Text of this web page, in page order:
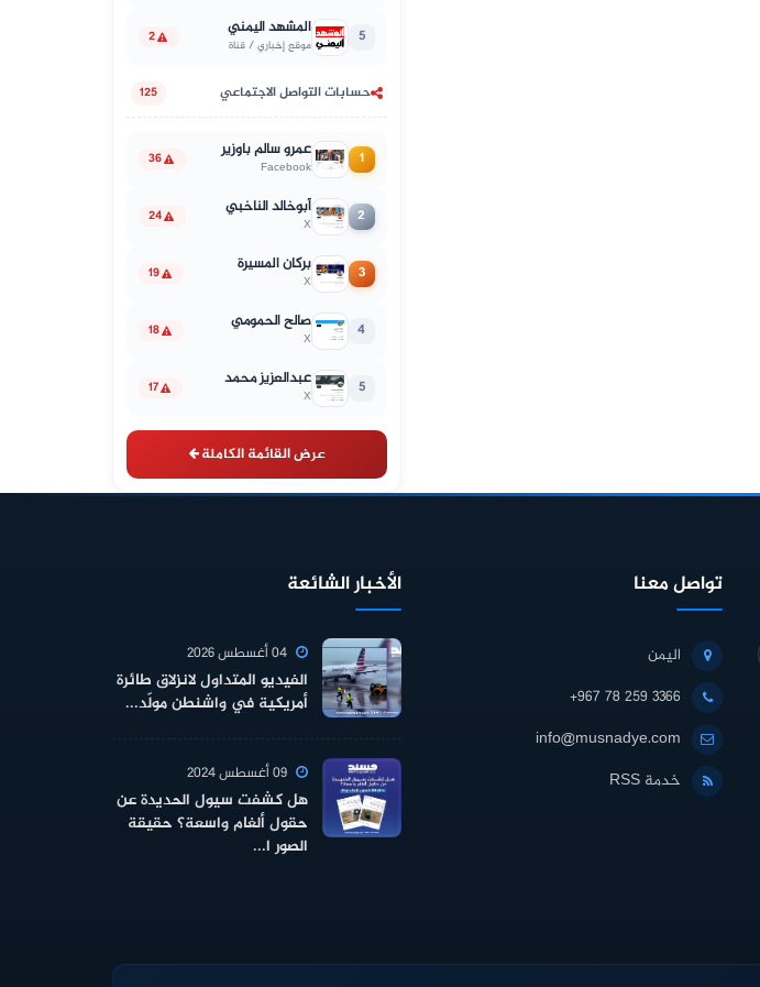
5 المشهد اليمني
موقع إخباري / قناة 2
حسابات التواصل الاجتماعي 125
1 عمرو سالم باوزير
Facebook
36
2 أبوخالد الناخبي
X
24
3 بركان المسيرة
X
19
4 صالح الحمومي
X
18
5 عبدالعزيز محمد
X
17
عرض القائمة الكاملة
تواصل معنا
اليمن
+967 78 259 3366
info@musnadye.com
خدمة RSS
الأخبار الشائعة
04 أغسطس 2026
الفيديو المتداول لانزلاق طائرة
أمريكية في واشنطن مولّد...
09 أغسطس 2024
هل كشفت سيول الحديدة عن
حقول ألغام واسعة؟ حقيقة
الصور ا...